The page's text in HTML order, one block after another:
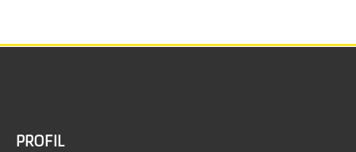
PROFIL